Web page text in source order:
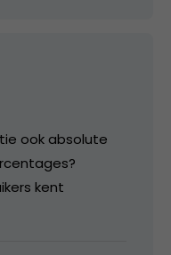
ook absolute
kent